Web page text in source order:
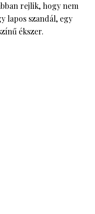
rejlik, hogy nem
lapos szandál, egy
ékszer.